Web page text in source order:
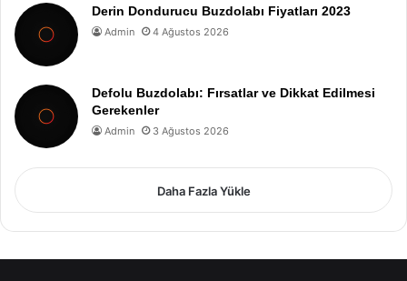
Derin Dondurucu Buzdolabı Fiyatları 2023
Admin 4 Ağustos 2026
Defolu Buzdolabı: Fırsatlar ve Dikkat Edilmesi
Gerekenler
Admin 3 Ağustos 2026
Daha Fazla Yükle